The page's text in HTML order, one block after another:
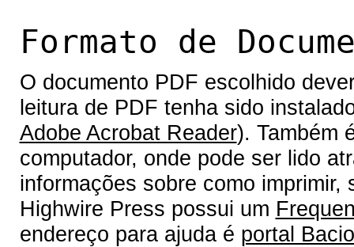
Formato de
O documento PDF escolhido
leitura de PDF tenha sido
Adobe Acrobat Reader). Também
computador, onde pode ser lido
informações sobre como
Highwire Press possui um
endereço para ajuda é portal